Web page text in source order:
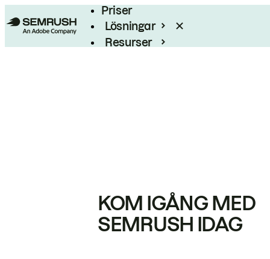
Priser
Lösningar
Resurser
KOM IGÅNG MED
SEMRUSH IDAG